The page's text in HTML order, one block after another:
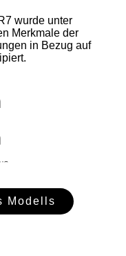
wurde unter
Merkmale der
in Bezug auf
Modells